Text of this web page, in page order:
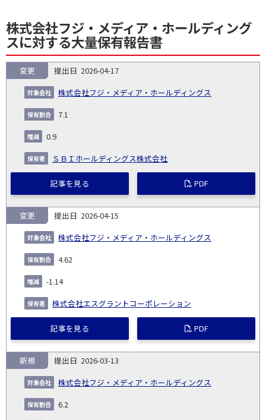
株式会社フジ・メディア・ホールディング
スに対する大量保有報告書
NO.
告
義
務
発
生
日
提
日
証券
対
有
増
2026-04-17
株式会社フジ・メディア・ホールディングス
変更
7.1
0.9
ＳＢＩホールディングス株式会社
記事を見る PDF
2026-04-15
株式会社フジ・メディア・ホールディングス
変更
4.62
-1.14
株式会社エスグラントコーポレーション
記事を見る PDF
2026-03-13
株式会社フジ・メディア・ホールディングス
新規
6.2